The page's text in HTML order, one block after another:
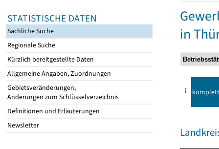
STATISTISCHE DATEN
Sachliche Suche
Regionale Suche
Kürzlich bereitgestellte Daten
Allgemeine Angaben, Zuordnungen
Gebietsveränderungen,
Änderungen zum Schlüsselverzeichnis
Definitionen und Erläuterungen
Newsletter
in
komplett